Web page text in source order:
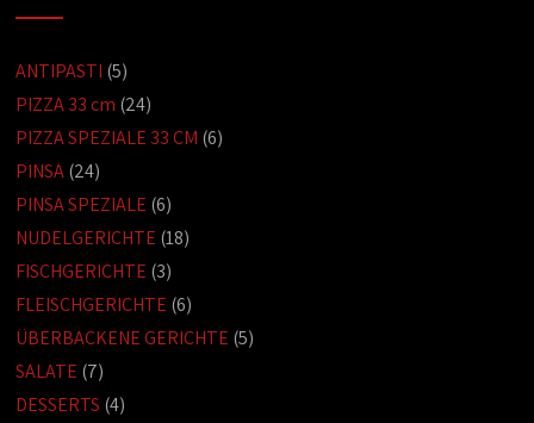
ANTIPASTI (5)
PIZZA 33 cm (24)
PIZZA SPEZIALE 33 CM (6)
PINSA(24)
PINSA SPEZIALE (6)
NUDELGERICHTE (18)
FISCHGERICHTE (3)
FLEISCHGERICHTE (6)
ÜBERBACKENE GERICHTE (5)
SALATE (7)
DESSERTS (4)